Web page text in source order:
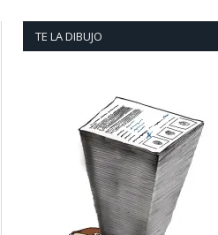
TE LA DIBUJO